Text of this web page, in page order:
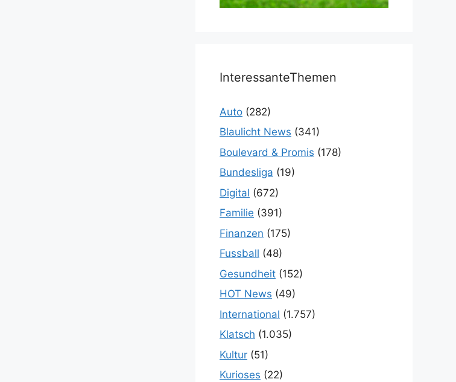
InteressanteThemen
Auto (282)
Blaulicht News (341)
Boulevard & Promis (178)
Bundesliga (19)
Digital (672)
Familie (391)
Finanzen (175)
Fussball (48)
Gesundheit (152)
HOT News (49)
International (1.757)
Klatsch (1.035)
Kultur (51)
Kurioses (22)